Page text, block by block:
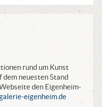
rund um Kunst
dem neuesten Stand
den Eigenheim-
eigenheim.de